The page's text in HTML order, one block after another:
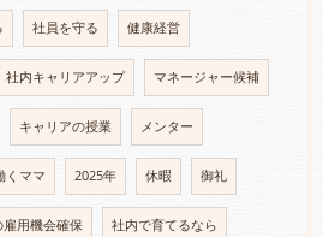
社員を守る 健康経営
社内キャリアアップ マネージャー候補
キャリアの授業 メンター
くママ 2025年 休暇 御礼
雇用機会確保 社内で育てるなら